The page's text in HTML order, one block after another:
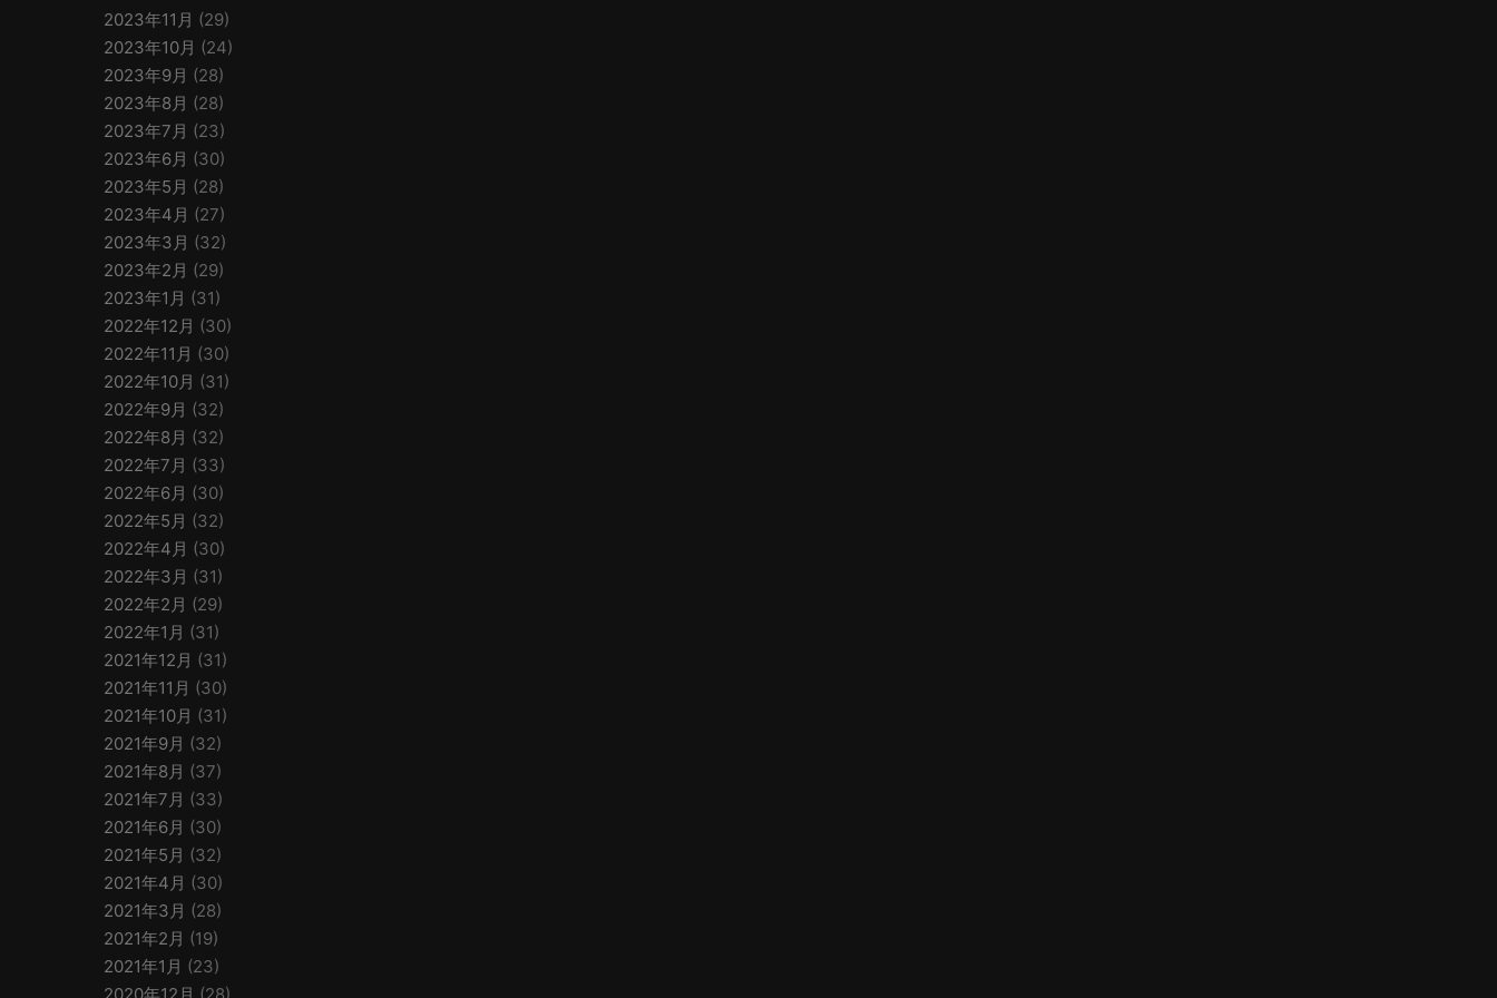
2023年11月 (29)
2023年10月 (24)
2023年9月 (28)
2023年8月 (28)
2023年7月 (23)
2023年6月 (30)
2023年5月 (28)
2023年4月 (27)
2023年3月 (32)
2023年2月 (29)
2023年1月 (31)
2022年12月 (30)
2022年11月 (30)
2022年10月 (31)
2022年9月 (32)
2022年8月 (32)
2022年7月 (33)
2022年6月 (30)
2022年5月 (32)
2022年4月 (30)
2022年3月 (31)
2022年2月 (29)
2022年1月 (31)
2021年12月 (31)
2021年11月 (30)
2021年10月 (31)
2021年9月 (32)
2021年8月 (37)
2021年7月 (33)
2021年6月 (30)
2021年5月 (32)
2021年4月 (30)
2021年3月 (28)
2021年2月 (19)
2021年1月 (23)